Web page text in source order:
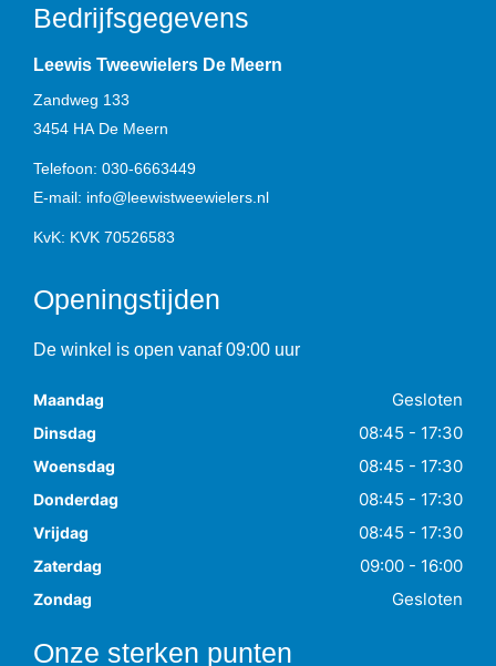
Bedrijfsgegevens
Leewis Tweewielers De Meern
Zandweg 133
3454 HA De Meern
Telefoon: 030-6663449
E-mail: info@leewistweewielers.nl
KvK: KVK 70526583
Openingstijden
De winkel is open vanaf 09:00 uur
Maandag Gesloten
Dinsdag 08:45 - 17:30
Woensdag 08:45 - 17:30
Donderdag 08:45 - 17:30
Vrijdag 08:45 - 17:30
Zaterdag 09:00 - 16:00
Zondag Gesloten
Onze sterken punten